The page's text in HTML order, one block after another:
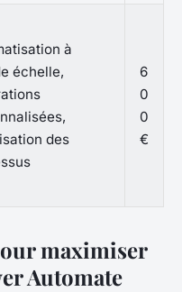
à
échelle,
des
6
0
0
€
maximiser
Automate